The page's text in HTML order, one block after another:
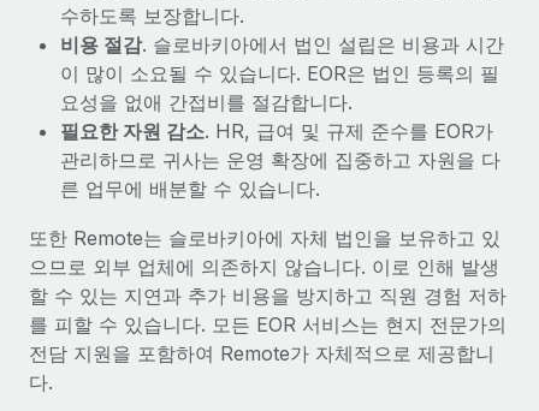
수하도록 보장합니다.
비용 절감. 슬로바키아에서 법인 설립은 비용과 시간
이 많이 소요될 수 있습니다. EOR은 법인 등록의 필
요성을 없애 간접비를 절감합니다.
필요한 자원 감소. HR, 급여 및 규제 준수를 EOR가
관리하므로 귀사는 운영 확장에 집중하고 자원을 다
른 업무에 배분할 수 있습니다.
또한 Remote는 슬로바키아에 자체 법인을 보유하고 있
으므로 외부 업체에 의존하지 않습니다. 이로 인해 발생
할 수 있는 지연과 추가 비용을 방지하고 직원 경험 저하
를 피할 수 있습니다. 모든 EOR 서비스는 현지 전문가의
전담 지원을 포함하여 Remote가 자체적으로 제공합니
다.